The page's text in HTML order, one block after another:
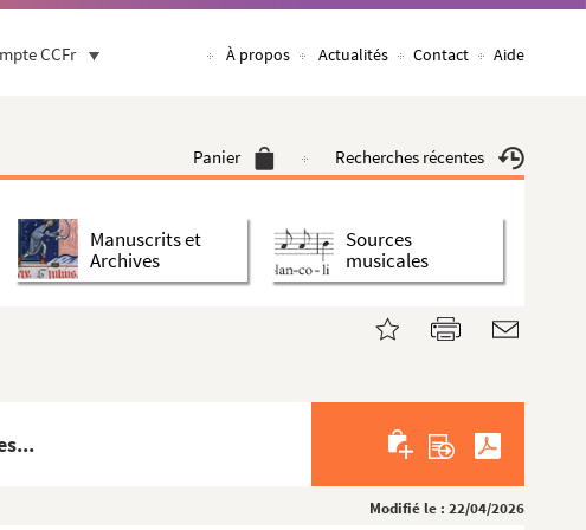
CCFr À propos Actualités Contact Aide
Panier Recherches récentes
Manuscrits et
Archives
Sources
musicales
Modifié le : 22/04/2026